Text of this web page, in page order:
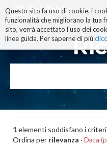
Questo sito fa uso di cookie, i
funzionalità che migliorano la tua
sito, verrà accettato l'uso dei
linee guida. Per saperne di più
ai
|
alla
1elementi soddisfano i
Ordina per rilevanza · Data